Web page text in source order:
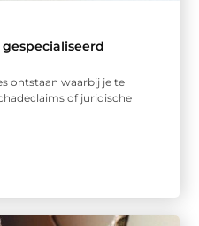
ontstaan waarbij je te
of juridische